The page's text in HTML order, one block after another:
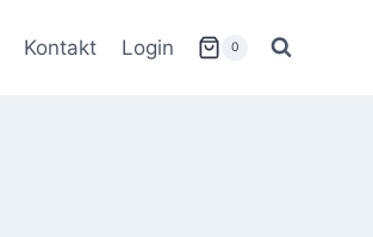
Kontakt Login 0